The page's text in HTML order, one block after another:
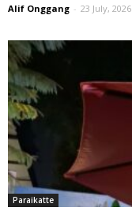
Alif Onggang - 23 July, 2026
Paraikatte